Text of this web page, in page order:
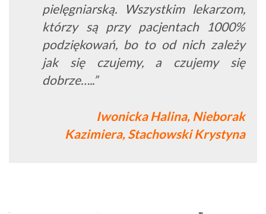
pielęgniarską. Wszystkim lekarzom,
którzy są przy pacjentach 1000%
podziękowań, bo to od nich zależy
jak się czujemy, a czujemy się
dobrze…..”
Iwonicka Halina, Nieborak
Kazimiera, Stachowski Krystyna